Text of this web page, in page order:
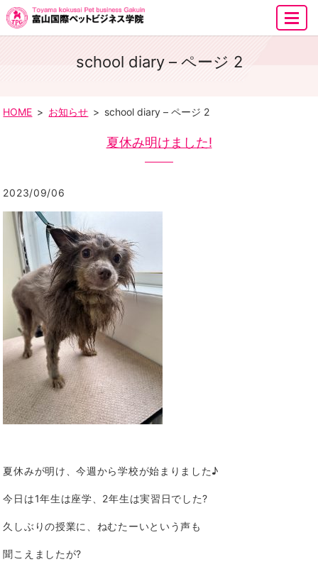
school diary – ページ 2
HOME お知らせ school diary – ページ 2
夏休み明けました!
2023/09/06
夏休みが明け、今週から学校が始まりました♪
今日は1年生は座学、2年生は実習日でした?
久しぶりの授業に、ねむたーいという声も
聞こえましたが?